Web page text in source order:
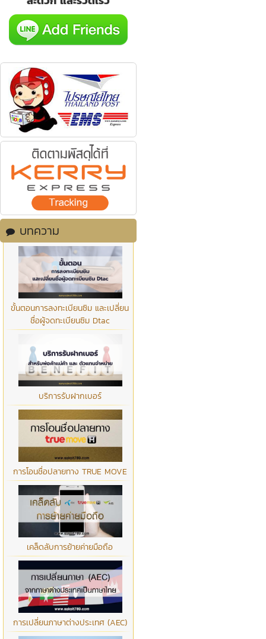
บทความ
ขั้นตอนการลงทะเบียนซิม และเปลี่ยน
ชื่อผู้จดทะเบียนซิม Dtac
บริการรับฝากเบอร์
การโอนชื่อปลายทาง TRUE MOVE
เคล็ดลับการย้ายค่ายมือถือ
การเปลี่ยนภาษาต่างประเทศ (AEC)